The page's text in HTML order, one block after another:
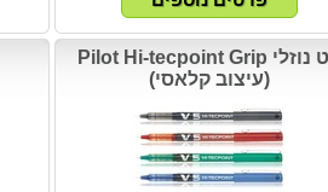
עט נוזלי Pilot Hi-tecpoint Grip
(עיצוב קלאסי)